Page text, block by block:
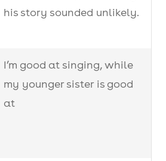
his story sounded unlikely.
I’m good at singing, while
my younger sister is good
at